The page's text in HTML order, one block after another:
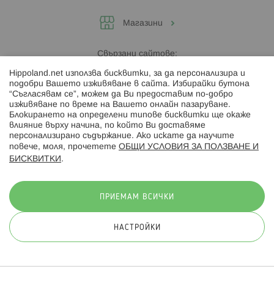
Магазини
Свързани сайтове:
Hippoland.ro
Последвайте ни:
© 2026 Hippoland.net. Всички права запазени
Hippoland.net използва бисквитки, за да персонализира и
подобри Вашето изживяване в сайта. Избирайки бутона
“Съгласявам се”, можем да Ви предоставим по-добро
изживяване по време на Вашето онлайн пазаруване.
Блокирането на определени типове бисквитки ще окаже
влияние върху начина, по който Ви доставяме
персонализирано съдържание. Ако искате да научите
повече, моля, прочетете ОБЩИ УСЛОВИЯ ЗА ПОЛЗВАНЕ И
БИСКВИТКИ .
ПРИЕМАМ ВСИЧКИ
НАСТРОЙКИ